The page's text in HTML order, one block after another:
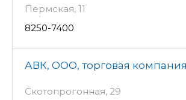
Пермская, 11
8250-7400
АВК, ООО, торговая компания
Скотопрогонная, 29